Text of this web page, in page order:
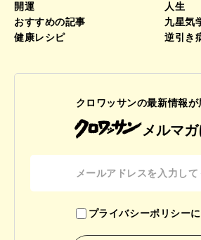
開運
人生
おすすめの記事
九星気
健康レシピ
逆引き
クロワッサンの最新情報が
メルマ
プライバシーポリシー